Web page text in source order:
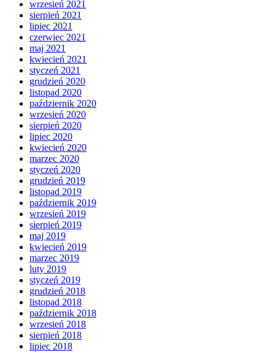
wrzesień 2021
sierpień 2021
lipiec 2021
czerwiec 2021
maj 2021
kwiecień 2021
styczeń 2021
grudzień 2020
listopad 2020
październik 2020
wrzesień 2020
sierpień 2020
lipiec 2020
kwiecień 2020
marzec 2020
styczeń 2020
grudzień 2019
listopad 2019
październik 2019
wrzesień 2019
sierpień 2019
maj 2019
kwiecień 2019
marzec 2019
luty 2019
styczeń 2019
grudzień 2018
listopad 2018
październik 2018
wrzesień 2018
sierpień 2018
lipiec 2018